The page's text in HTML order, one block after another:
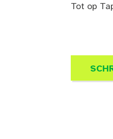
Tot op